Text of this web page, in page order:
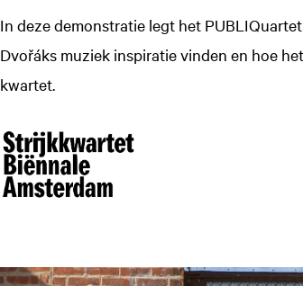
In deze demonstratie legt het
Dvořáks muziek inspiratie vinden en hoe
kwartet.